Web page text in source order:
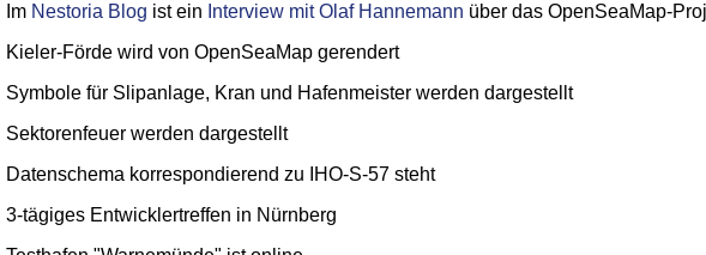
Im Nestoria Blog ist ein Interview mit Olaf Hannemann über das OpenSeaMap-
Kieler-Förde wird von OpenSeaMap gerendert
Symbole für Slipanlage, Kran und Hafenmeister werden dargestellt
Sektorenfeuer werden dargestellt
Datenschema korrespondierend zu IHO-S-57 steht
3-tägiges Entwicklertreffen in Nürnberg